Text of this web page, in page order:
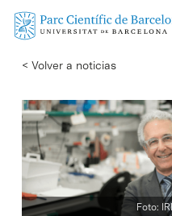
Skip
content
< Volver a noticias
Foto: